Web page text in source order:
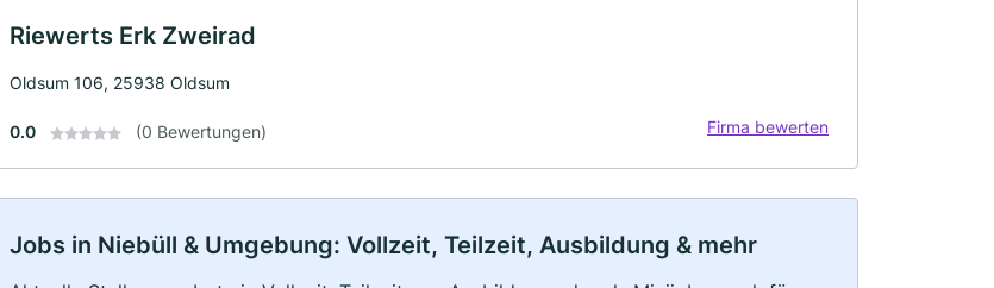
Riewerts Erk Zweirad
Oldsum 106, 25938 Oldsum
0.0 (0 Bewertungen) Firma bewerten
Jobs in Niebüll & Umgebung: Vollzeit, Teilzeit, Ausbildung & mehr